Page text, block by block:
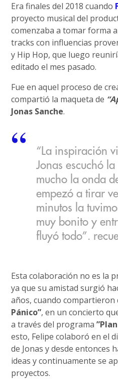
Era finales del 2018 cuando
proyecto musical del
comenzaba a tomar forma
tracks con influencias
y Hip Hop, que luego
editado el mes pasado.
Fue en aquel proceso de
compartió la maqueta de
Jonas Sanche.
“La inspiración
Jonas escuchó
mucho la onda
empezó a tirar
minutos la
muy bonito y
fluyó todo”.
Esta colaboración no es la
ya que su amistad surgió
años, cuando
Pánico”, en un concierto
a través del programa
esto, Felipe colaboró en el
de Jonas y desde entonces
ideas y continuamente se
proyectos.